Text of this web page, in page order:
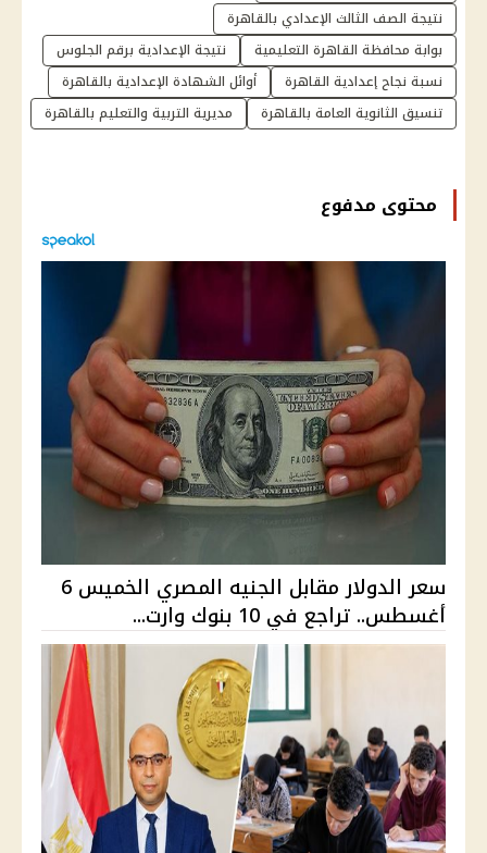
نتيجة الصف الثالث الإعدادي بالقاهرة
بوابة محافظة القاهرة التعليمية
نتيجة الإعدادية برقم الجلوس
نسبة نجاح إعدادية القاهرة
أوائل الشهادة الإعدادية بالقاهرة
تنسيق الثانوية العامة بالقاهرة
مديرية التربية والتعليم بالقاهرة
محتوى مدفوع
سعر الدولار مقابل الجنيه المصري الخميس 6
أغسطس.. تراجع في 10 بنوك وارت...